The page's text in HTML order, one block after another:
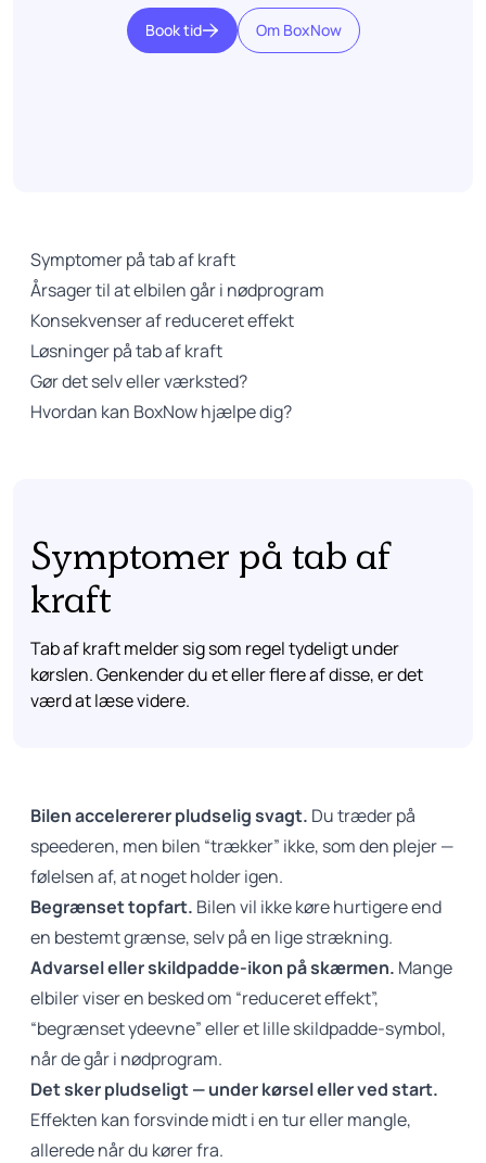
Book tid Om BoxNow
Symptomer på tab af kraft
Årsager til at elbilen går i nødprogram
Konsekvenser af reduceret effekt
Løsninger på tab af kraft
Gør det selv eller værksted?
Hvordan kan BoxNow hjælpe dig?
Symptomer på tab af
kraft
Tab af kraft melder sig som regel tydeligt under
kørslen. Genkender du et eller flere af disse, er det
værd at læse videre.
Bilen accelererer pludselig svagt. Du træder på
speederen, men bilen “trækker” ikke, som den plejer —
følelsen af, at noget holder igen.
Begrænset topfart. Bilen vil ikke køre hurtigere end
en bestemt grænse, selv på en lige strækning.
Advarsel eller skildpadde-ikon på skærmen. Mange
elbiler viser en besked om “reduceret effekt”,
“begrænset ydeevne” eller et lille skildpadde-symbol,
når de går i nødprogram.
Det sker pludseligt — under kørsel eller ved start.
Effekten kan forsvinde midt i en tur eller mangle,
allerede når du kører fra.